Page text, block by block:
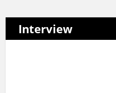
Interview